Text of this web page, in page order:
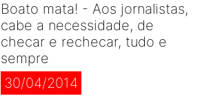
Boato mata! - Aos jornalistas,
cabe a necessidade, de
checar e rechecar, tudo e
sempre
30/04/2014